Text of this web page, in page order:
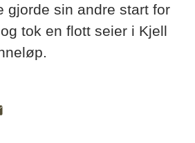
gjorde sin andre start for
tok en flott seier i Kjell